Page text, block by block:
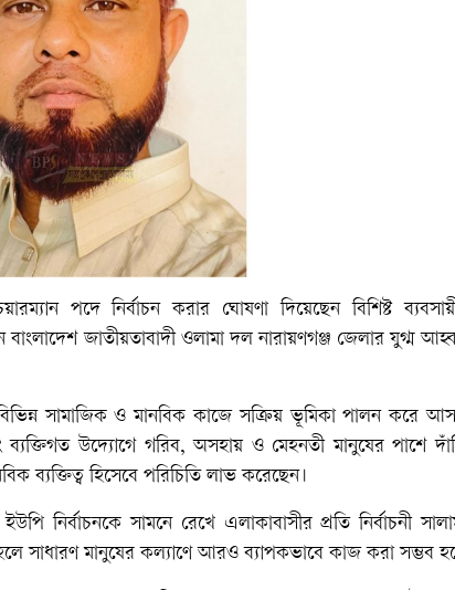
পদে নির্বাচন করার ঘোষণা দিয়েছেন বিশিষ্ট
জাতীয়তাবাদী ওলামা দল নারায়ণগঞ্জ জেলার যুগ্ম
বিভিন্ন সামাজিক ও মানবিক কাজে সক্রিয় ভূমিকা পালন করে
ব্যক্তিগত উদ্যোগে গরিব, অসহায় ও মেহনতী মানুষের পাশে
ব্যক্তিত্ব হিসেবে পরিচিতি লাভ করেছেন।
নির্বাচনকে সামনে রেখে এলাকাবাসীর প্রতি নির্বাচনী
সাধারণ মানুষের কল্যাণে আরও ব্যাপকভাবে কাজ করা সম্ভব